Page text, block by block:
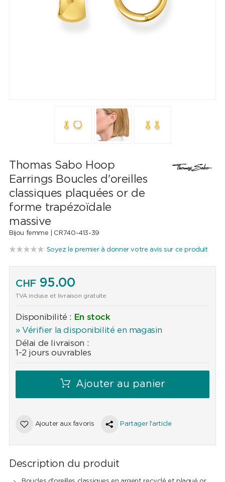
Thomas Sabo Hoop
Earrings Boucles d'oreilles
classiques plaquées or de
forme trapézoïdale
massive
Bijou femme | CR740-413-39
Soyez le premier à donner votre avis sur ce produit
CHF95.00
TVA incluse et livraison gratuite
Disponibilité : En stock
» Vérifier la disponibilité en magasin
Délai de livraison :
1-2 jours ouvrables
Ajouter au panier
Ajouter aux favoris Partager l'article
Description du produit